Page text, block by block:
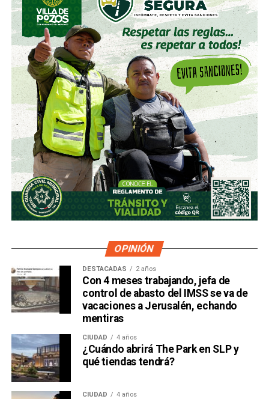
OPINIÓN
DESTACADAS 2 años
Con 4 meses trabajando, jefa de
control de abasto del IMSS se va de
vacaciones a Jerusalén, echando
mentiras
CIUDAD 4 años
¿Cuándo abrirá The Park en SLP y
qué tiendas tendrá?
CIUDAD 4 años